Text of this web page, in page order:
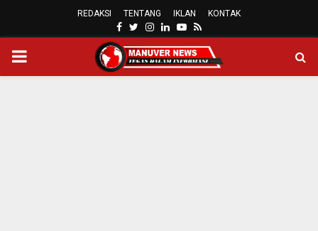
REDAKSI TENTANG IKLAN KONTAK
FACEBOOK
TWITTER
INSTAGRAM
LINKEDINYOUTUBE
RSS
PRIMARY